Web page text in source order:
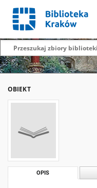
OBIEKT
OPIS